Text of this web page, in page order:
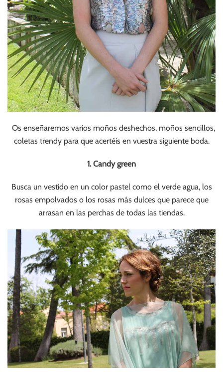
Os enseñaremos varios moños deshechos, moños sencillos,
coletas trendy para que acertéis en vuestra siguiente boda.
1. Candy green
Busca un vestido en un color pastel como el verde agua, los
rosas empolvados o los rosas más dulces que parece que
arrasan en las perchas de todas las tiendas.